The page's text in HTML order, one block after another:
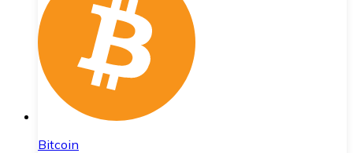
Bitcoin